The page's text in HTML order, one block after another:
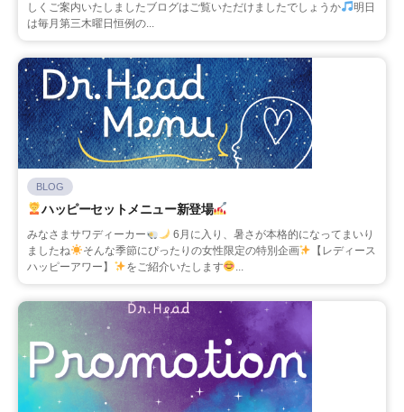
しくご案内いたしましたブログはご覧いただけましたでしょうか
明日
は毎月第三木曜日恒例の...
BLOG
ハッピーセットメニュー新登場
みなさまサワディーカー
6月に入り、暑さが本格的になってまいり
ましたね
そんな季節にぴったりの女性限定の特別企画
【レディース
ハッピーアワー】
をご紹介いたします